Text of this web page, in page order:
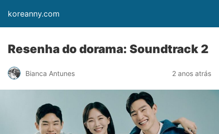
koreanny.com
Resenha do dorama: Soundtrack 2
Bianca Antunes 2 anos atrás